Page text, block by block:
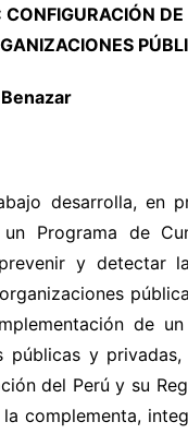
desarrolla, en
Programa de
y detectar
de
públicas y
del Perú y su
complementa,